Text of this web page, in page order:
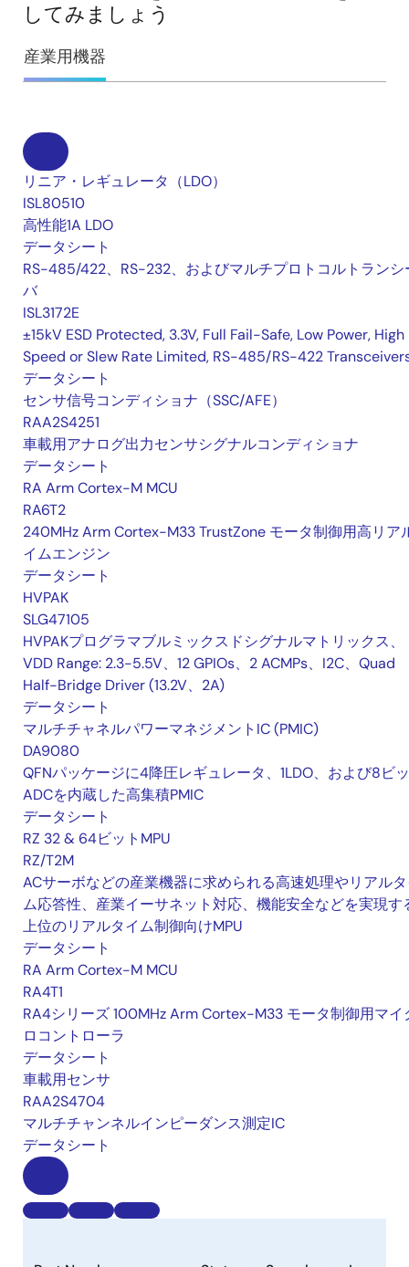
してみましょう
産業用機器
リニア・レギュレータ（LDO）
ISL80510
高性能1A LDO
データシート
RS-485/422、RS-232、およびマルチプロトコルトランシ
バ
ISL3172E
±15kV ESD Protected, 3.3V, Full Fail-Safe, Low Power, High
Speed or Slew Rate Limited, RS-485/RS-422
データシート
センサ信号コンディショナ（SSC/AFE）
RAA2S4251
車載用アナログ出力センサシグナルコンディショナ
データシート
RA Arm Cortex-M MCU
RA6T2
240MHz Arm Cortex-M33 TrustZone モータ制御用高リア
イムエンジン
データシート
HVPAK
SLG47105
HVPAKプログラマブルミックスドシグナルマトリックス、
VDD Range: 2.3-5.5V、12 GPIOs、2 ACMPs、I2C、Quad
Half-Bridge Driver (13.2V、2A)
データシート
マルチチャネルパワーマネジメントIC (PMIC)
DA9080
QFNパッケージに4降圧レギュレータ、1LDO、および8ビ
ADCを内蔵した高集積PMIC
データシート
RZ 32 & 64ビットMPU
RZ/T2M
ACサーボなどの産業機器に求められる高速処理やリアル
ム応答性、産業イーサネット対応、機能安全などを実現す
上位のリアルタイム制御向けMPU
データシート
RA Arm Cortex-M MCU
RA4T1
RA4シリーズ 100MHz Arm Cortex-M33 モータ制御用マイ
ロコントローラ
データシート
車載用センサ
RAA2S4704
マルチチャンネルインピーダンス測定IC
データシート